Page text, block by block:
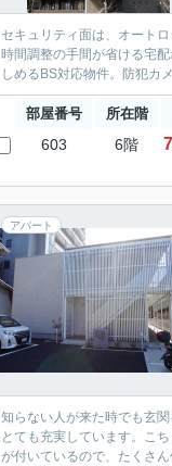
セキュリティ面は、オート
時間調整の手間が省ける宅
しめるBS対応物件。防犯カ
部屋番号 所在階
603 6階
アパート
知らない人が来た時でも玄
とても充実しています。こ
が付いているので、たくさ